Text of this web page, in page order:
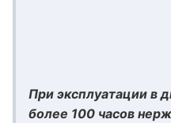
При эксплуатации в
более 100 часов